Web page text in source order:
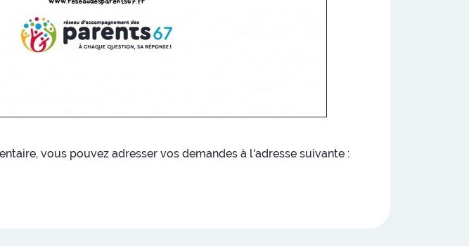
vous pouvez adresser vos demandes à l'adresse suivante :